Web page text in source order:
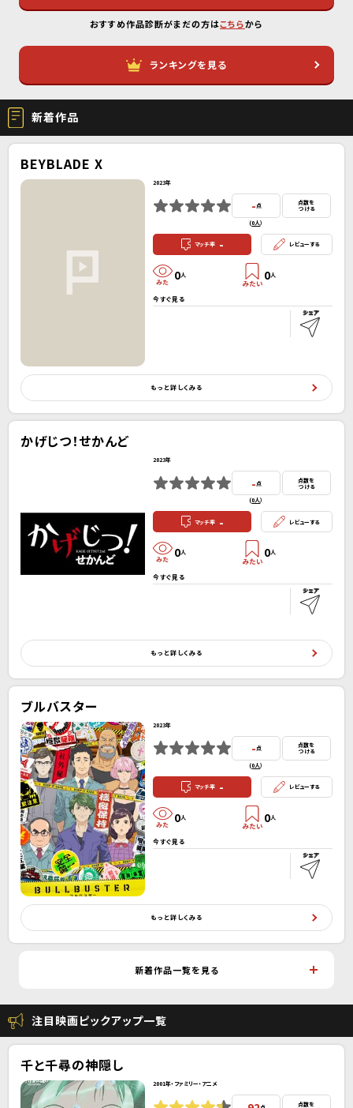
おすすめ作品診断がまだの方はこちらから
ランキングを見る
新着作品
BEYBLADE X
2023年
-点
(0人）
点数を
つける
マッチ率 - レビューする
0人 0人
今すぐ見る
もっと詳しくみる
かげじつ！せかんど
2023年
- 点
(0人）
点数を
つける
マッチ率 - レビューする
0人 0人
今すぐ見る
もっと詳しくみる
ブルバスター
2023年
-点
(0人）
点数を
つける
マッチ率 - レビューする
0人 0人
今すぐ見る
もっと詳しくみる
新着作品一覧を見る
注目映画ピックアップ一覧
千と千尋の神隠し
2001年・ファミリー・アニメ
点数を